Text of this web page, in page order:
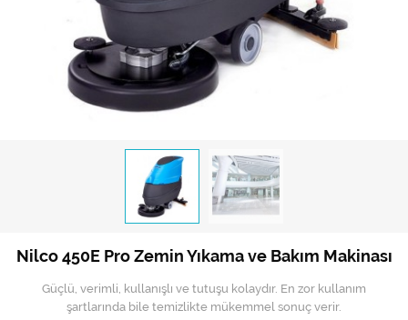
Mekanik Dış Alan Süpürücüler
Otel Ekipmanları
Sıfır Atık Çöp Kutuları
Sıfır Atık Çöp Torbaları
Tek-Çift Kovalı Temizlik Arabası
Toptan Temizlik Malzemeleri
Yedek Parçalar
Zemin Yıkama Pedleri
Nilco 450E Pro Zemin Yıkama ve Bakım Makinası
Güçlü, verimli, kullanışlı ve tutuşu kolaydır. En zor kullanım
şartlarında bile temizlikte mükemmel sonuç verir.